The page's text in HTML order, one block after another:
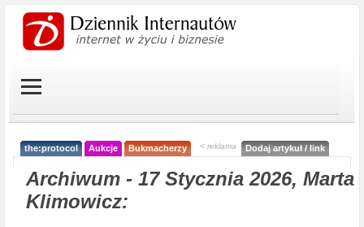
the:protocol Aukcje Bukmacherzy < reklama Dodaj artykuł / link
Archiwum - 17 Stycznia 2026, Marta
Klimowicz: